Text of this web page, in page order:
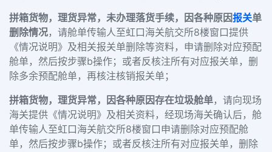
拼箱货物，理货异常，未办理落货手续，因各种原因报关单
删除情况，请舱单传输人至虹口海关航交所8楼窗口提供
《情况说明》及相关报关单删除等资料，申请删除对应预配
舱单，然后按步骤b操作；或者反核注所有对应报关单，删
除多余预配舱单，再核注核销报关单；
拼箱货物，理货异常，因各种原因存在垃圾舱单，请向现场
海关提供《情况说明》及相关资料，经现场海关确认后，舱
单传输人至虹口海关航交所8楼窗口申请删除对应预配舱
单，然后按步骤b操作；或者反核注所有对应报关单，删除